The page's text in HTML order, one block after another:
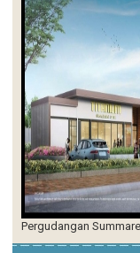
Pergudangan